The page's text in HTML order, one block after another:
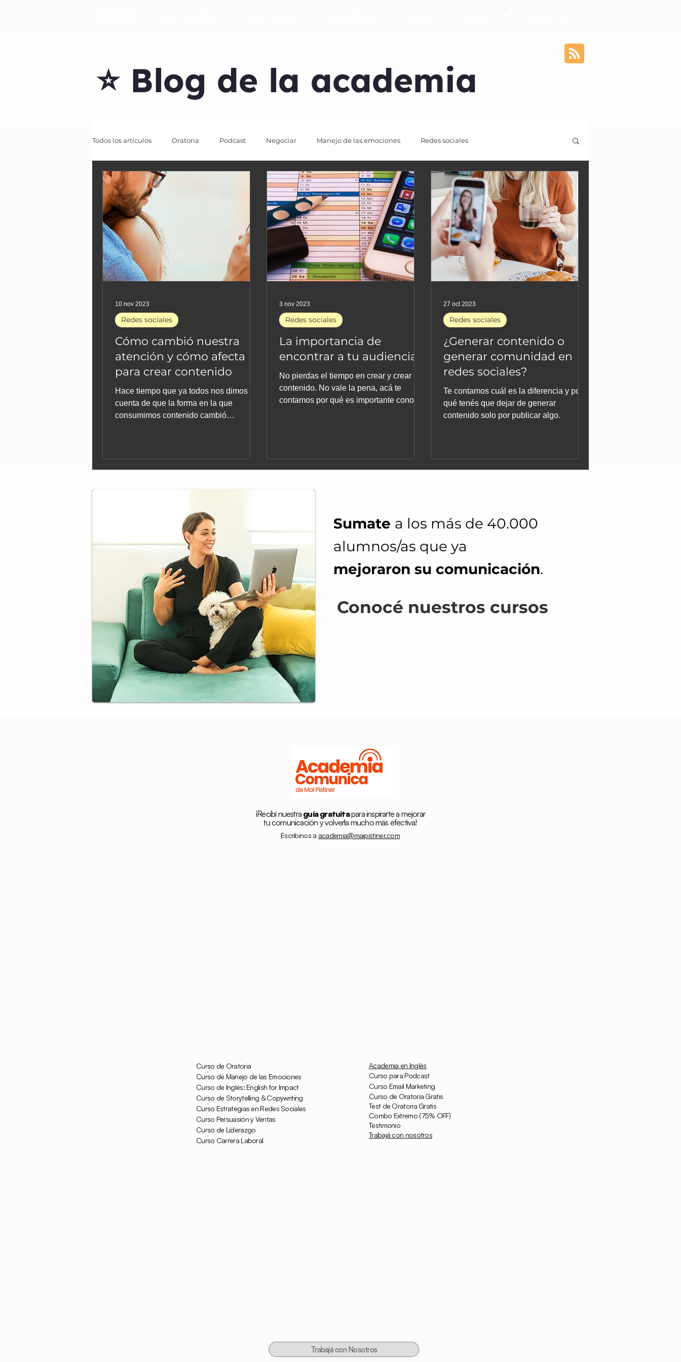
⭐ Blog de la academia
Todos los artículos Oratoria Podcast Negociar Manejo de las emociones Redes sociales
Cómo desarrollar tu carrera laboral Email Marketing Marketing Digital mai pistiner
Cómo cambió nuestra
atención y cómo afecta
para crear contenido
Hace tiempo que ya todos nos dimos
cuenta de que la forma en la que
consumimos contenido cambió
Redes sociales
10 nov 2023
La importancia de
encontrar a tu audiencia
No pierdas el tiempo en crear y crear
contenido. No vale la pena, acá te
contamos por qué es importante conocer
Redes sociales
3 nov 2023
¿Generar contenido o
generar comunidad en
redes sociales?
Te contamos cuál es la diferencia y por
qué tenés que dejar de generar
contenido solo por publicar algo.
Redes sociales
27 oct 2023
Sumate a los más de 40.000
alumnos/as que ya
mejoraron su comunicación.
Conocé nuestros cursos
¡Recibí nuestra guía gratuitapara inspirarte a mejorar
tu comunicación y volverla mucho más efectiva!
Escribinos a academia@maipistiner.com
Curso de Oratoria
Curso de Manejo de las Emociones
Curso de Inglés: English for Impact
Curso de Storytelling & Copywriting
Curso Estrategias en Redes Sociales
Curso Persuasión y Ventas
Curso de Liderazgo
Curso Carrera Laboral
Academia en Inglés
Curso para Podcast
Curso Email Marketing
Curso de Oratoria Gratis
Test de Oratoria Gratis
Combo Extremo (75% OFF)
Testimonio
Trabajá con nosotros
Trabajá con Nosotros